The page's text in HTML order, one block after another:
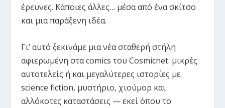
έρευνες. Κάποιες άλλες… μέσα από ένα σκίτσο
και μια παράξενη ιδέα.
Γι’ αυτό ξεκινάμε μια νέα σταθερή στήλη
αφιερωμένη στα comics του Cosmicnet: μικρές
αυτοτελείς ή και μεγαλύτερες ιστορίες με
science fiction, μυστήριο, χιούμορ και
αλλόκοτες καταστάσεις — εκεί όπου το